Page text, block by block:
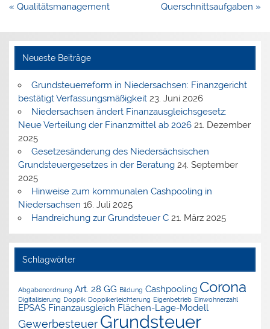
Beitragsnavigation
« Qualitätsmanagement Querschnittsaufgaben »
Neueste Beiträge
Grundsteuerreform in Niedersachsen: Finanzgericht
bestätigt Verfassungsmäßigkeit 23. Juni 2026
Niedersachsen ändert Finanzausgleichsgesetz:
Neue Verteilung der Finanzmittel ab 2026 21. Dezember
2025
Gesetzesänderung des Niedersächsischen
Grundsteuergesetzes in der Beratung 24. September
2025
Hinweise zum kommunalen Cashpooling in
Niedersachsen 16. Juli 2025
Handreichung zur Grundsteuer C 21. März 2025
Schlagwörter
Abgabenordnung Art. 28 GG Bildung Cashpooling Corona
Digitalisierung Doppik Doppikerleichterung Eigenbetrieb Einwohnerzahl
EPSAS Finanzausgleich Flächen-Lage-Modell
Gewerbesteuer Grundsteuer